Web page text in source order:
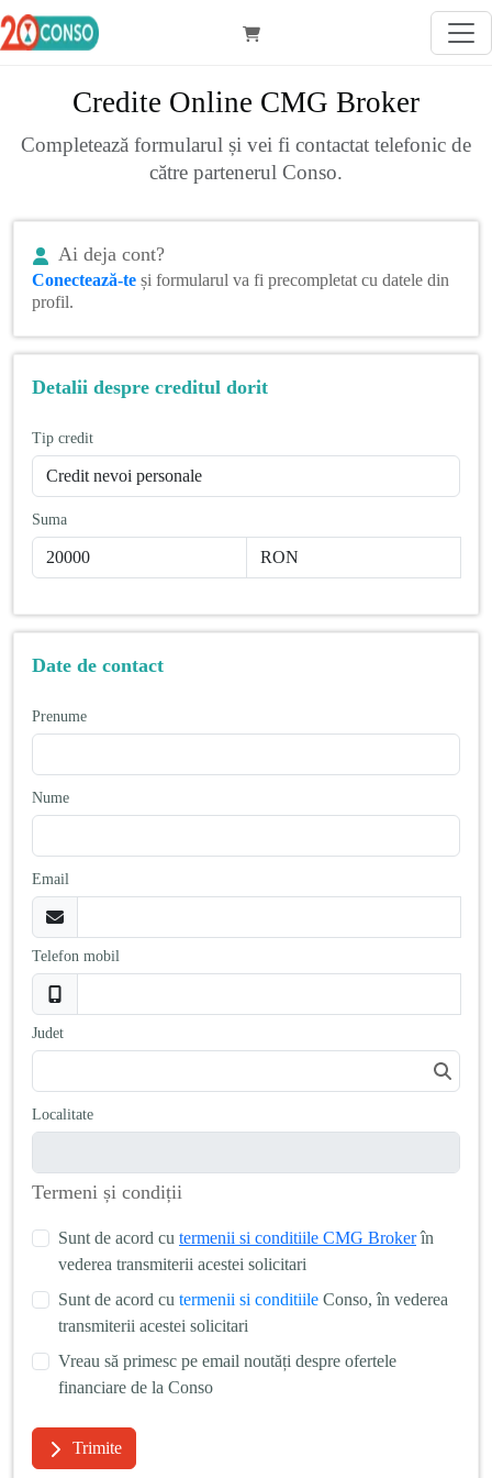
Credite Online CMG Broker
Completează formularul și vei fi contactat telefonic de
către partenerul Conso.
Ai deja cont?
Conectează-te și formularul va fi precompletat cu datele din
profil.
Detalii despre creditul dorit
Tip credit
Suma
Date de contact
Prenume
Nume
Email
Telefon mobil
Judet
Localitate
Termeni și condiții
Sunt de acord cu termenii si conditiile CMG Brokerîn
vederea transmiterii acestei solicitari
Sunt de acord cu termenii si conditiile Conso, în vederea
transmiterii acestei solicitari
Vreau să primesc pe email noutăți despre ofertele
financiare de la Conso
Trimite